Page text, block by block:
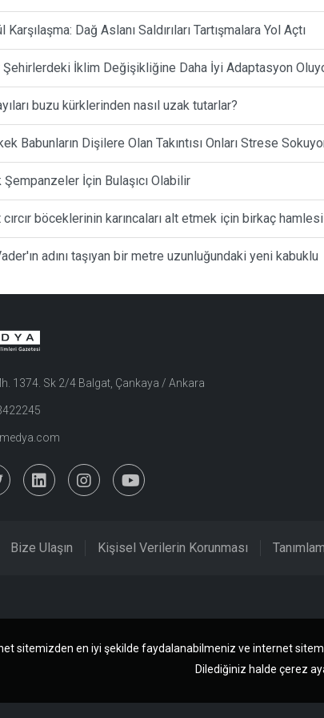
Karşılaşma: Dağ Aslanı Saldırıları Tartışmalara Yol Açtı
Şehirlerdeki İklim Değişikliğine Daha İyi Adaptasyon
buzu kürklerinden nasıl uzak tutarlar?
Babunların Dişilere Olan Takıntısı Onları Strese
Şempanzeler İçin Bulaşıcı Olabilir
cırcır böceklerinin karıncaları alt etmek için birkaç
adını taşıyan bir metre uzunluğundaki yeni kabuklu
sitemizden en iyi şekilde faydalanabilmeniz ve internet
Dilediğiniz halde çerez
1374. Sk 2/4 Balgat, Çankaya / Ankara
Bize Ulaşın Kişisel Verilerin Korunması